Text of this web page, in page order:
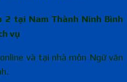
2 tại Nam Thành Ninh Bình
vụ
và tại nhà môn Ngữ văn